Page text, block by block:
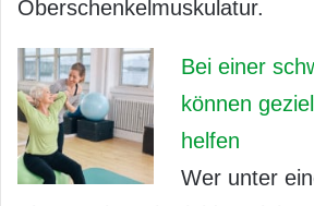
Oberschenkelmuskulatur.
Bei einer
können
helfen
Wer unter